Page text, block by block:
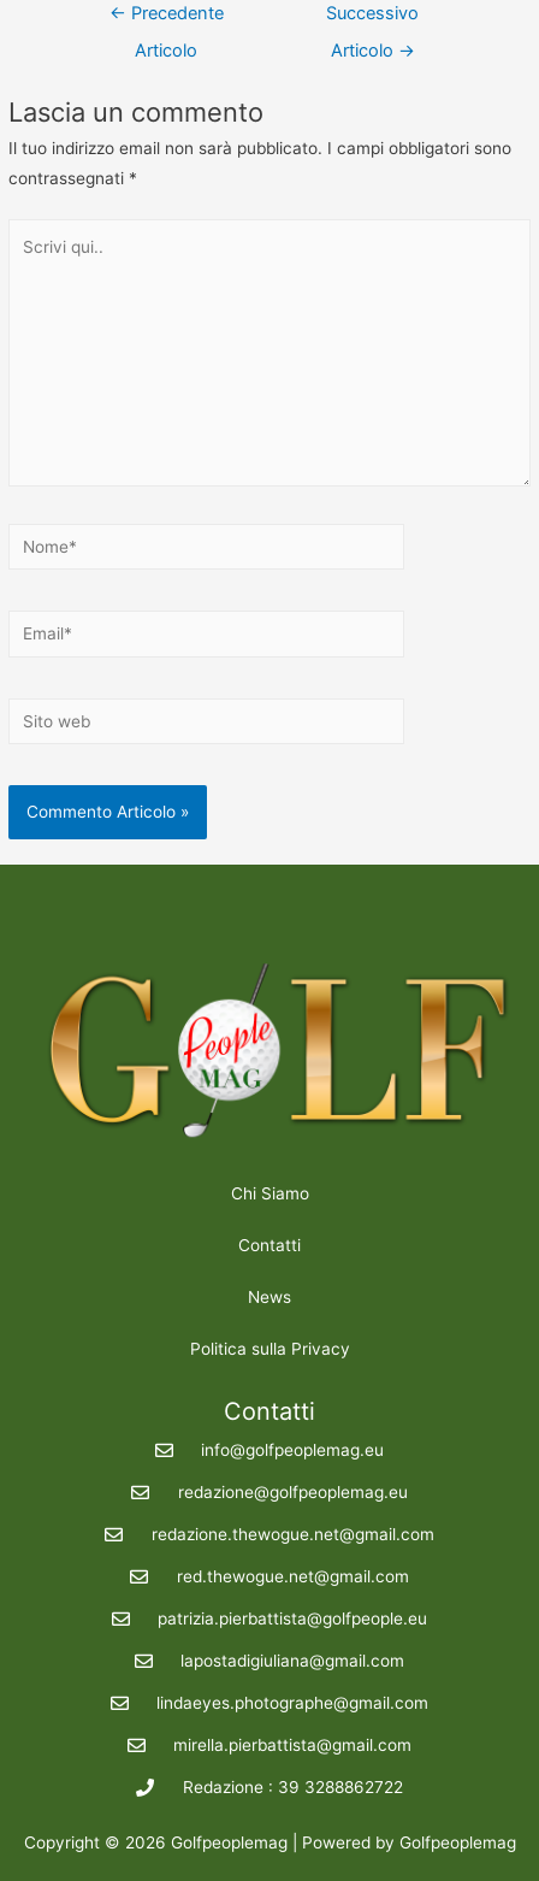
← Precedente
Articolo
Successivo
Articolo →
Lascia un commento
Il tuo indirizzo email non sarà pubblicato. I campi obbligatori sono
contrassegnati *
Chi Siamo
Contatti
News
Politica sulla Privacy
Contatti
info@golfpeoplemag.eu
redazione@golfpeoplemag.eu
redazione.thewogue.net@gmail.com
red.thewogue.net@gmail.com
patrizia.pierbattista@golfpeople.eu
lapostadigiuliana@gmail.com
lindaeyes.photographe@gmail.com
mirella.pierbattista@gmail.com
Redazione : 39 3288862722
Copyright © 2026 Golfpeoplemag | Powered by Golfpeoplemag